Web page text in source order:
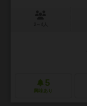
5
興味あり